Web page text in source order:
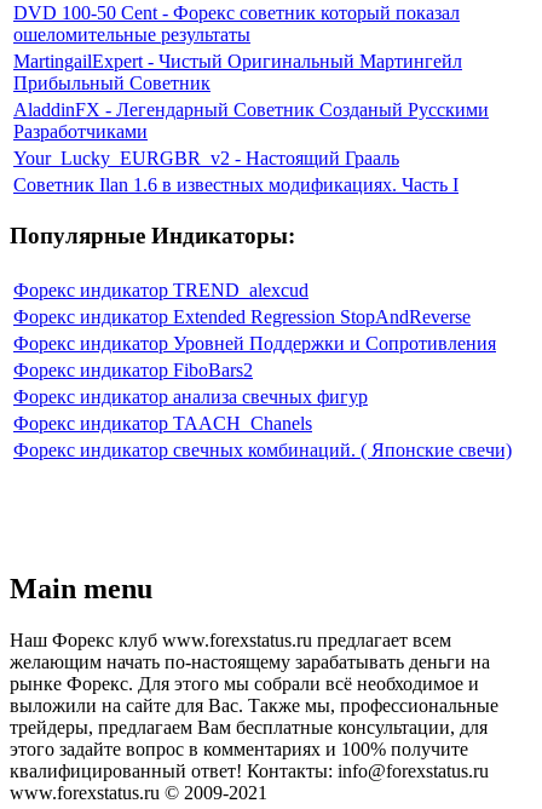
DVD 100-50 Cent - Форекс советник который показал
ошеломительные результаты
MartingailExpert - Чистый Оригинальный Мартингейл
Прибыльный Советник
AladdinFX - Легендарный Советник Созданый Русскими
Разработчиками
Your_Lucky_EURGBR_v2 - Настоящий Грааль
Советник Ilan 1.6 в известных модификациях. Часть I
Популярные Индикаторы:
Форекс индикатор TREND_alexcud
Форекс индикатор Extended Regression StopAndReverse
Форекс индикатор Уровней Поддержки и Сопротивления
Форекс индикатор FiboBars2
Форекс индикатор анализа свечных фигур
Форекс индикатор TAACH_Chanels
Форекс индикатор свечных комбинаций. ( Японские свечи)
Main menu
Наш Форекс клуб www.forexstatus.ru предлагает всем
желающим начать по-настоящему зарабатывать деньги на
рынке Форекс. Для этого мы собрали всё необходимое и
выложили на сайте для Вас. Также мы, профессиональные
трейдеры, предлагаем Вам бесплатные консультации, для
этого задайте вопрос в комментариях и 100% получите
квалифицированный ответ! Контакты: info@forexstatus.ru
www.forexstatus.ru © 2009-2021